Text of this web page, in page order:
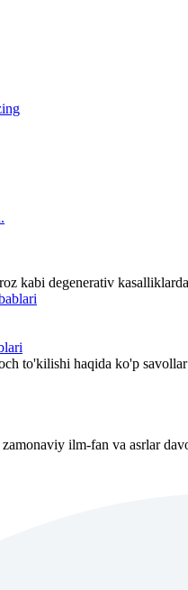
kabi degenerativ
to'kilishi haqida ko'p
ilm-fan va asrlar